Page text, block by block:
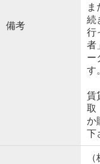
備考
ま
続
行
者
ー
す
賃
取
か
下